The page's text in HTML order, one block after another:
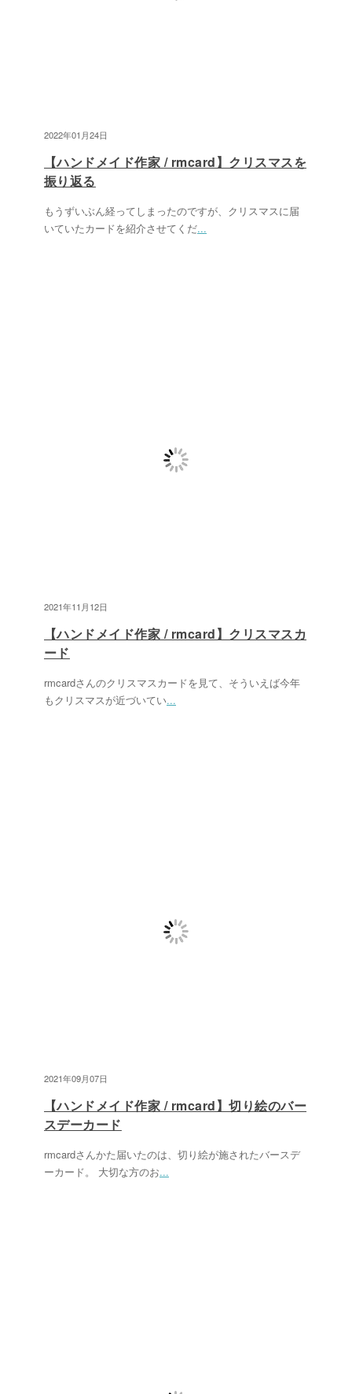
2022年01月24日
【ハンドメイド作家 / rmcard】クリスマスを
振り返る
もうずいぶん経ってしまったのですが、クリスマスに届
いていたカードを紹介させてくだ...
2021年11月12日
【ハンドメイド作家 / rmcard】クリスマスカ
ード
rmcardさんのクリスマスカードを見て、そういえば今年
もクリスマスが近づいてい...
2021年09月07日
【ハンドメイド作家 / rmcard】切り絵のバー
スデーカード
rmcardさんかた届いたのは、切り絵が施されたバースデ
ーカード。 大切な方のお...